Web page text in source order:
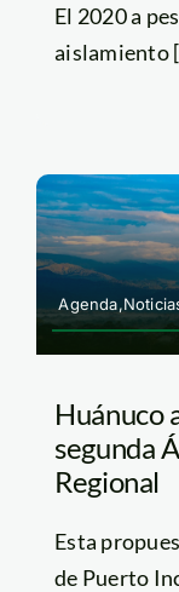
El 2020 a
aislamiento
Huánuco
segunda
Regional
Esta
de Puerto